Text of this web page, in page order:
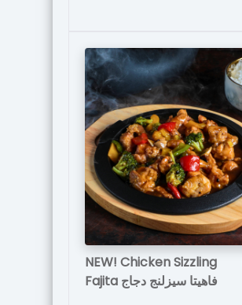
NEW! Chicken Sizzling
Fajita فاهيتا سيزلنج دجاج